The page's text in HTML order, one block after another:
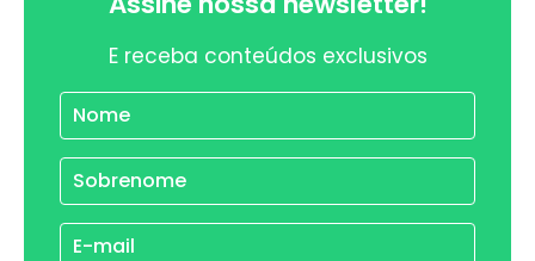
E receba conteúdos exclusivos